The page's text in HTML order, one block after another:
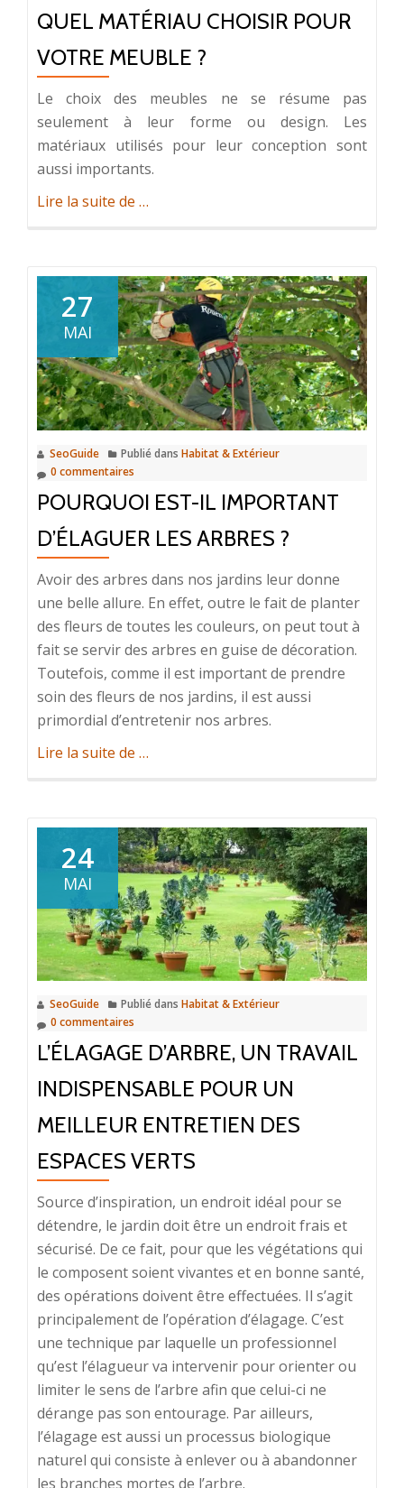
QUEL MATÉRIAU CHOISIR POUR
VOTRE MEUBLE ?
Le choix des meubles ne se résume pas
seulement à leur forme ou design. Les
matériaux utilisés pour leur conception sont
aussi importants.
Lire la suite de à
choisir
pour
votre
meuble
?
…
27
MAI
SeoGuide Publié dans Habitat & Extérieur
0 commentaires
POURQUOI EST-IL IMPORTANT
D’ÉLAGUER LES ARBRES ?
Avoir des arbres dans nos jardins leur donne
une belle allure. En effet, outre le fait de planter
des fleurs de toutes les couleurs, on peut tout à
fait se servir des arbres en guise de décoration.
Toutefois, comme il est important de prendre
soin des fleurs de nos jardins, il est aussi
primordial d’entretenir nos arbres.
Lire la suite de à
il
important
d’élaguer
les
arbres
?
…
24
MAI
SeoGuide Publié dans Habitat & Extérieur
0 commentaires
L’ÉLAGAGE D’ARBRE, UN TRAVAIL
INDISPENSABLE POUR UN
MEILLEUR ENTRETIEN DES
ESPACES VERTS
Source d’inspiration, un endroit idéal pour se
détendre, le jardin doit être un endroit frais et
sécurisé. De ce fait, pour que les végétations qui
le composent soient vivantes et en bonne santé,
des opérations doivent être effectuées. Il s’agit
principalement de l’opération d’élagage. C’est
une technique par laquelle un professionnel
qu’est l’élagueur va intervenir pour orienter ou
limiter le sens de l’arbre afin que celui-ci ne
dérange pas son entourage. Par ailleurs,
l’élagage est aussi un processus biologique
naturel qui consiste à enlever ou à abandonner
les branches mortes de l’arbre.